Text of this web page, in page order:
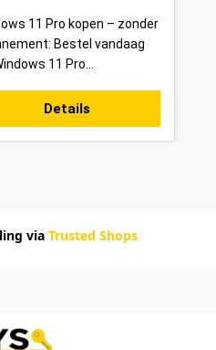
11 Pro kopen – zonder
Bestel vandaag
11 Pro
bij Variakeys.nl –
kopen, b...
Details
via Trusted Shops